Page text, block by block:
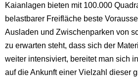
Kaianlagen bieten mit 100.000
belastbarer Freifläche beste
Ausladen und Zwischenparken von
zu erwarten steht, dass sich der
weiter intensiviert, bereitet man sich
auf die Ankunft einer Vielzahl dieser